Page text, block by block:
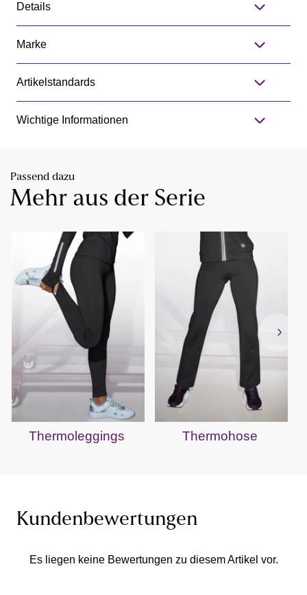
Details
Marke
Artikelstandards
Wichtige Informationen
Passend dazu
Mehr aus der Serie
Thermoleggings Thermohose
Kundenbewertungen
Es liegen keine Bewertungen zu diesem Artikel vor.